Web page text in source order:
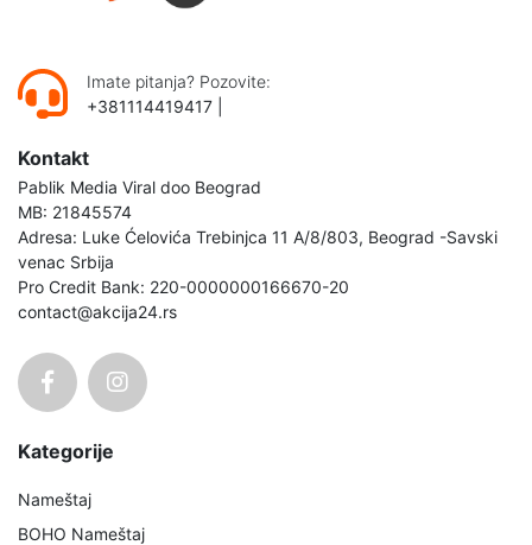
Imate pitanja? Pozovite:
+381114419417
Kontakt
Pablik Media Viral doo Beograd
MB: 21845574
Adresa: Luke Ćelovića Trebinjca 11 A/8/803, Beograd -Savski
venac Srbija
Pro Credit Bank: 220-0000000166670-20
contact@akcija24.rs
Kategorije
Nameštaj
BOHO Nameštaj